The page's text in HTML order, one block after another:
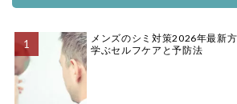
メンズのシミ対策2026年最新
学ぶセルフケアと予防法